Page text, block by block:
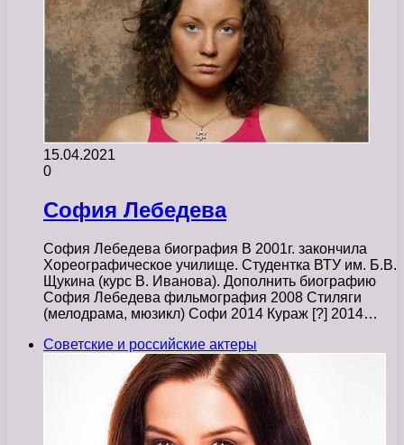
15.04.2021
0
София Лебедева
София Лебедева биография В 2001г. закончила
Хореографическое училище. Студентка ВТУ им. Б.В.
Щукина (курс В. Иванова). Дополнить биографию
София Лебедева фильмография 2008 Стиляги
(мелодрама, мюзикл) Софи 2014 Кураж [?] 2014…
Советские и российские актеры